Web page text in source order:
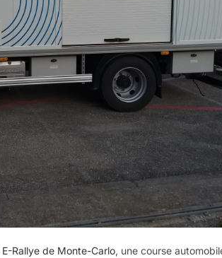
E-Rallye de Monte-Carlo, une course